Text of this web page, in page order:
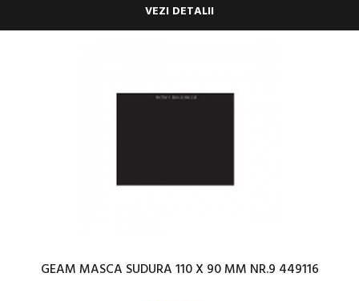
VEZI DETALII
GEAM MASCA SUDURA 110 X 90 MM NR.9 449116